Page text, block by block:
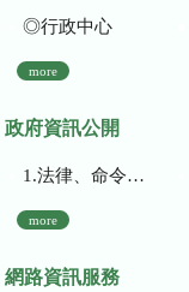
◎行政中心
more
政府資訊公開
1.法律、命令、法規命令
more
網路資訊服務